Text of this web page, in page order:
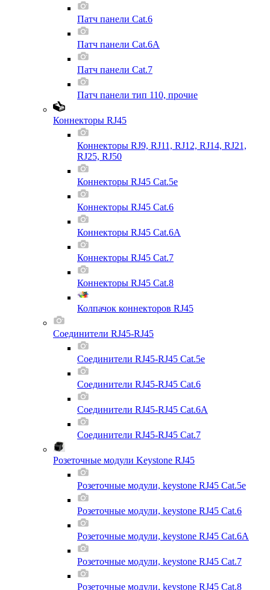
Патч панели Cat.6
Патч панели Cat.6A
Патч панели Cat.7
Патч панели тип 110, прочие
Коннекторы RJ45
Коннекторы RJ9, RJ11, RJ12, RJ14, RJ21,
RJ25, RJ50
Коннекторы RJ45 Cat.5e
Коннекторы RJ45 Cat.6
Коннекторы RJ45 Cat.6A
Коннекторы RJ45 Cat.7
Коннекторы RJ45 Cat.8
Колпачок коннекторов RJ45
Соединители RJ45-RJ45
Соединители RJ45-RJ45 Cat.5e
Соединители RJ45-RJ45 Cat.6
Соединители RJ45-RJ45 Cat.6A
Соединители RJ45-RJ45 Cat.7
Розеточные модули Keystone RJ45
Розеточные модули, keystone RJ45 Cat.5e
Розеточные модули, keystone RJ45 Cat.6
Розеточные модули, keystone RJ45 Cat.6A
Розеточные модули, keystone RJ45 Cat.7
Розеточные модули, keystone RJ45 Cat.8